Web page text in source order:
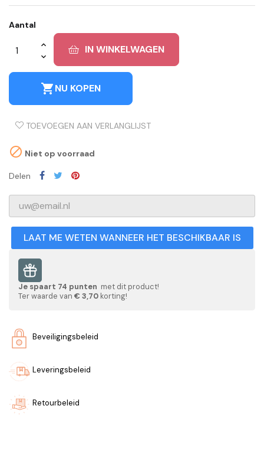
Aantal
IN WINKELWAGEN
shopping_cartNU KOPEN
TOEVOEGEN AAN VERLANGLIJST
 Niet op voorraad
Delen
LAAT ME WETEN WANNEER HET BESCHIKBAAR IS
Je spaart 74 punten met dit product!
Ter waarde van € 3,70 korting!
Beveiligingsbeleid
Leveringsbeleid
Retourbeleid